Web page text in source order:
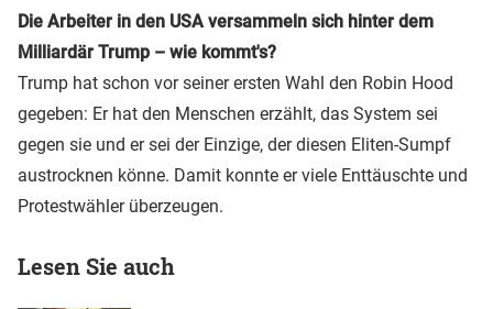
Die Arbeiter in den USA versammeln sich hinter dem
Milliardär Trump – wie kommt's?
Trump hat schon vor seiner ersten Wahl den Robin Hood
gegeben: Er hat den Menschen erzählt, das System sei
gegen sie und er sei der Einzige, der diesen Eliten-Sumpf
austrocknen könne. Damit konnte er viele Enttäuschte und
Protestwähler überzeugen.
Lesen Sie auch